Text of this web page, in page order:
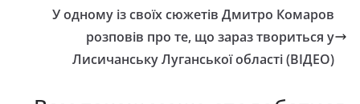
У одному із своїх сюжетів Дмитро Комаров
розповів про те, що зараз твориться у
Лисичанську Луганської області (ВІДЕО)